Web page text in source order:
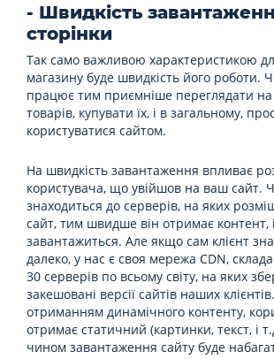
- Швидкість
сторінки
Так само важливою характеристикою
магазину буде швидкість його роботи.
працює тим приємніше переглядати на
товарів, купувати їх, і в загальному,
користуватися сайтом.
На швидкість завантаження впливає
користувача, що увійшов на ваш сайт.
знаходиться до серверів, на яких
сайт, тим швидше він отримає
завантажиться. Але якщо сам клієнт
далеко, у нас є своя мережа CDN,
30 серверів по всьому світу, на яких
закешовані версії сайтів наших
отриманням динамічного контенту,
отримає статичний (картинки, текст, і
чином завантаження сайту буде